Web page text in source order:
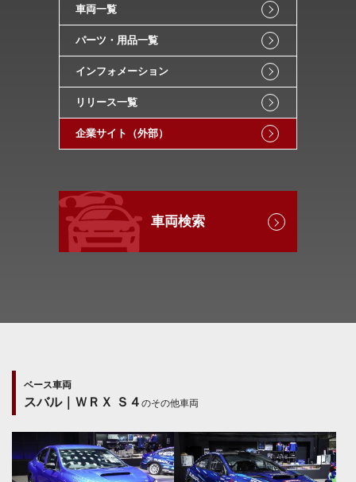
車両一覧
パーツ・用品一覧
インフォメーション
リリース一覧
企業サイト（外部）
車両検索
ベース車両
スバル｜ＷＲＸ Ｓ４ のその他車両